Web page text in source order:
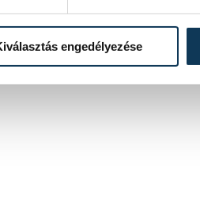
engedélyezése